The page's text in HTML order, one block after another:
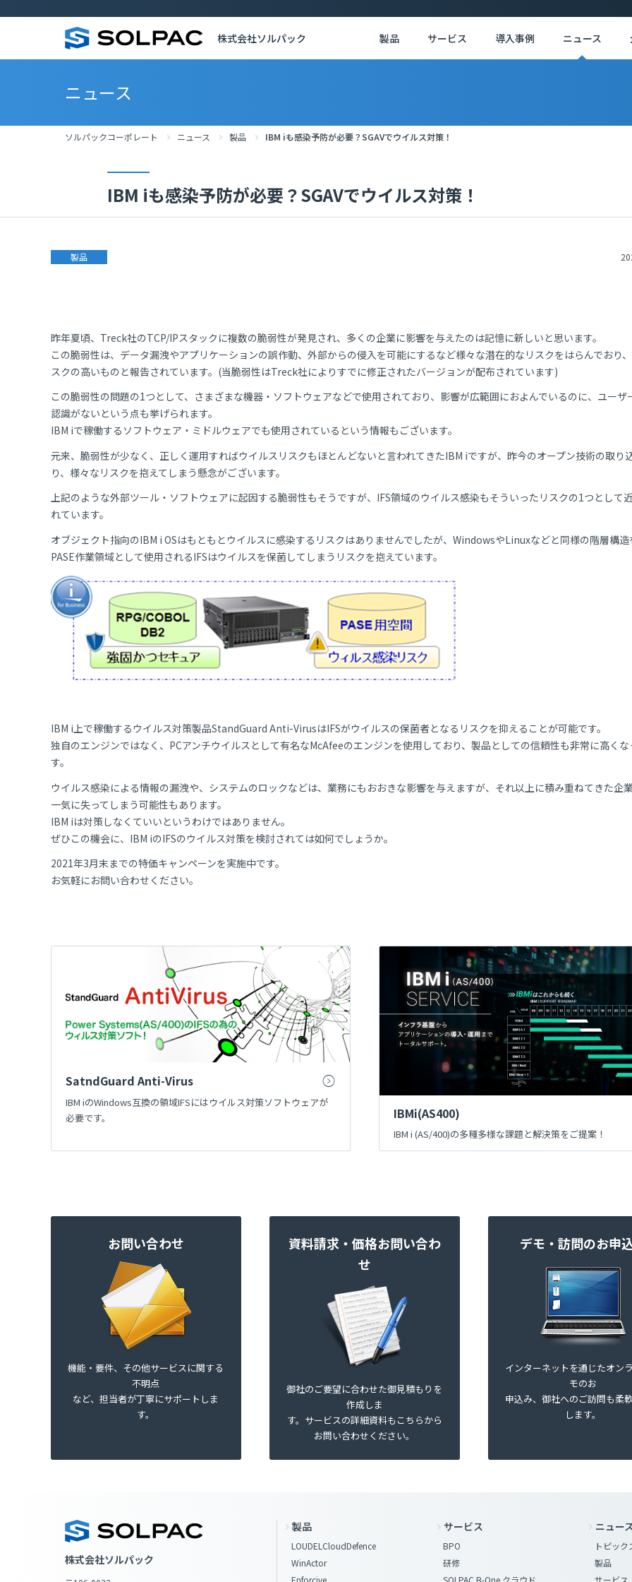
株式会社ソルパック 製品 サービス 導入事例 ニュース
ニュース
ソルパックコーポレート ニュース 製品 IBM iも感染予防が必要？SGAVでウイルス対策！
IBM iも感染予防が必要？SGAVでウイルス対策！
製品
昨年夏頃、Treck社のTCP/IPスタックに複数の脆弱性が発見され、多くの企業に影響を与えたのは記憶に新しいと思います。
この脆弱性は、データ漏洩やアプリケーションの誤作動、外部からの侵入を可能にするなど様々な潜在的なリスクをはらんでおり
スクの高いものと報告されています。(当脆弱性はTreck社によりすでに修正されたバージョンが配布されています)
この脆弱性の問題の1つとして、さまざまな機器・ソフトウェアなどで使用されており、影響が広範囲におよんでいるのに、ユーザ
認識がないという点も挙げられます。
IBM iで稼働するソフトウェア・ミドルウェアでも使用されているという情報もございます。
元来、脆弱性が少なく、正しく運用すればウイルスリスクもほとんどないと言われてきたIBM iですが、昨今のオープン技術の取り
り、様々なリスクを抱えてしまう懸念がございます。
上記のような外部ツール・ソフトウェアに起因する脆弱性もそうですが、IFS領域のウイルス感染もそういったリスクの1つとして
れています。
オブジェクト指向のIBM i OSはもともとウイルスに感染するリスクはありませんでしたが、WindowsやLinuxなどと同様の階層構
PASE作業領域として使用されるIFSはウイルスを保菌してしまうリスクを抱えています。
IBM i上で稼働するウイルス対策製品StandGuard Anti-VirusはIFSがウイルスの保菌者となるリスクを抑えることが可能です。
独自のエンジンではなく、PCアンチウイルスとして有名なMcAfeeのエンジンを使用しており、製品としての信頼性も非常に高く
す。
ウイルス感染による情報の漏洩や、システムのロックなどは、業務にもおおきな影響を与えますが、それ以上に積み重ねてきた企
一気に失ってしまう可能性もあります。
IBM iは対策しなくていいというわけではありません。
ぜひこの機会に、IBM iのIFSのウイルス対策を検討されては如何でしょうか。
2021年3月末までの特価キャンペーンを実施中です。
お気軽にお問い合わせください。
SatndGuard Anti-Virus
IBM iのWindows互換の領域IFSにはウイルス対策ソフトウェアが
必要です。
IBMi(AS400)
IBM i (AS/400)の多種多様な課題と解決策をご提案！
お問い合わせ
機能・要件、その他サービスに関する
不明点
など、担当者が丁寧にサポートしま
す。
資料請求・価格お問い合わ
せ
御社のご要望に合わせた御見積もりを
作成しま
す。サービスの詳細資料もこちらから
お問い合わせください。
デモ・訪問のお申
インターネットを通じたオン
モのお
申込み、御社へのご訪問も柔
します。
株式会社ソルパック
製品
LOUDELCloudDefence
WinActor
Enforcive
サービス
BPO
研修
SOLPAC B-One クラウド
ニュー
トピック
製品
サービス